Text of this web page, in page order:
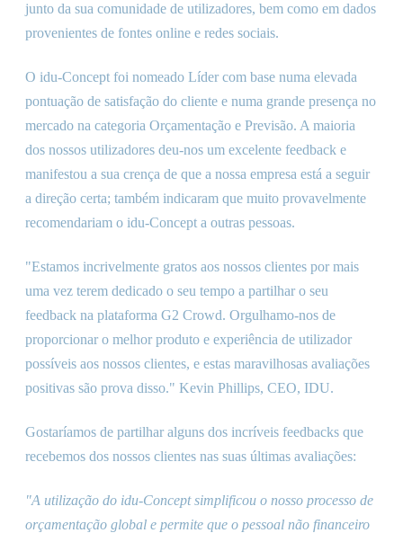
junto da sua comunidade de utilizadores, bem como em dados
provenientes de fontes online e redes sociais.
O idu-Concept foi nomeado Líder com base numa elevada
pontuação de satisfação do cliente e numa grande presença no
mercado na categoria Orçamentação e Previsão. A maioria
dos nossos utilizadores deu-nos um excelente feedback e
manifestou a sua crença de que a nossa empresa está a seguir
a direção certa; também indicaram que muito provavelmente
recomendariam o idu-Concept a outras pessoas.
"Estamos incrivelmente gratos aos nossos clientes por mais
uma vez terem dedicado o seu tempo a partilhar o seu
feedback na plataforma G2 Crowd. Orgulhamo-nos de
proporcionar o melhor produto e experiência de utilizador
possíveis aos nossos clientes, e estas maravilhosas avaliações
positivas são prova disso." Kevin Phillips, CEO, IDU.
Gostaríamos de partilhar alguns dos incríveis feedbacks que
recebemos dos nossos clientes nas suas últimas avaliações:
"A utilização do idu-Concept simplificou o nosso processo de
orçamentação global e permite que o pessoal não financeiro